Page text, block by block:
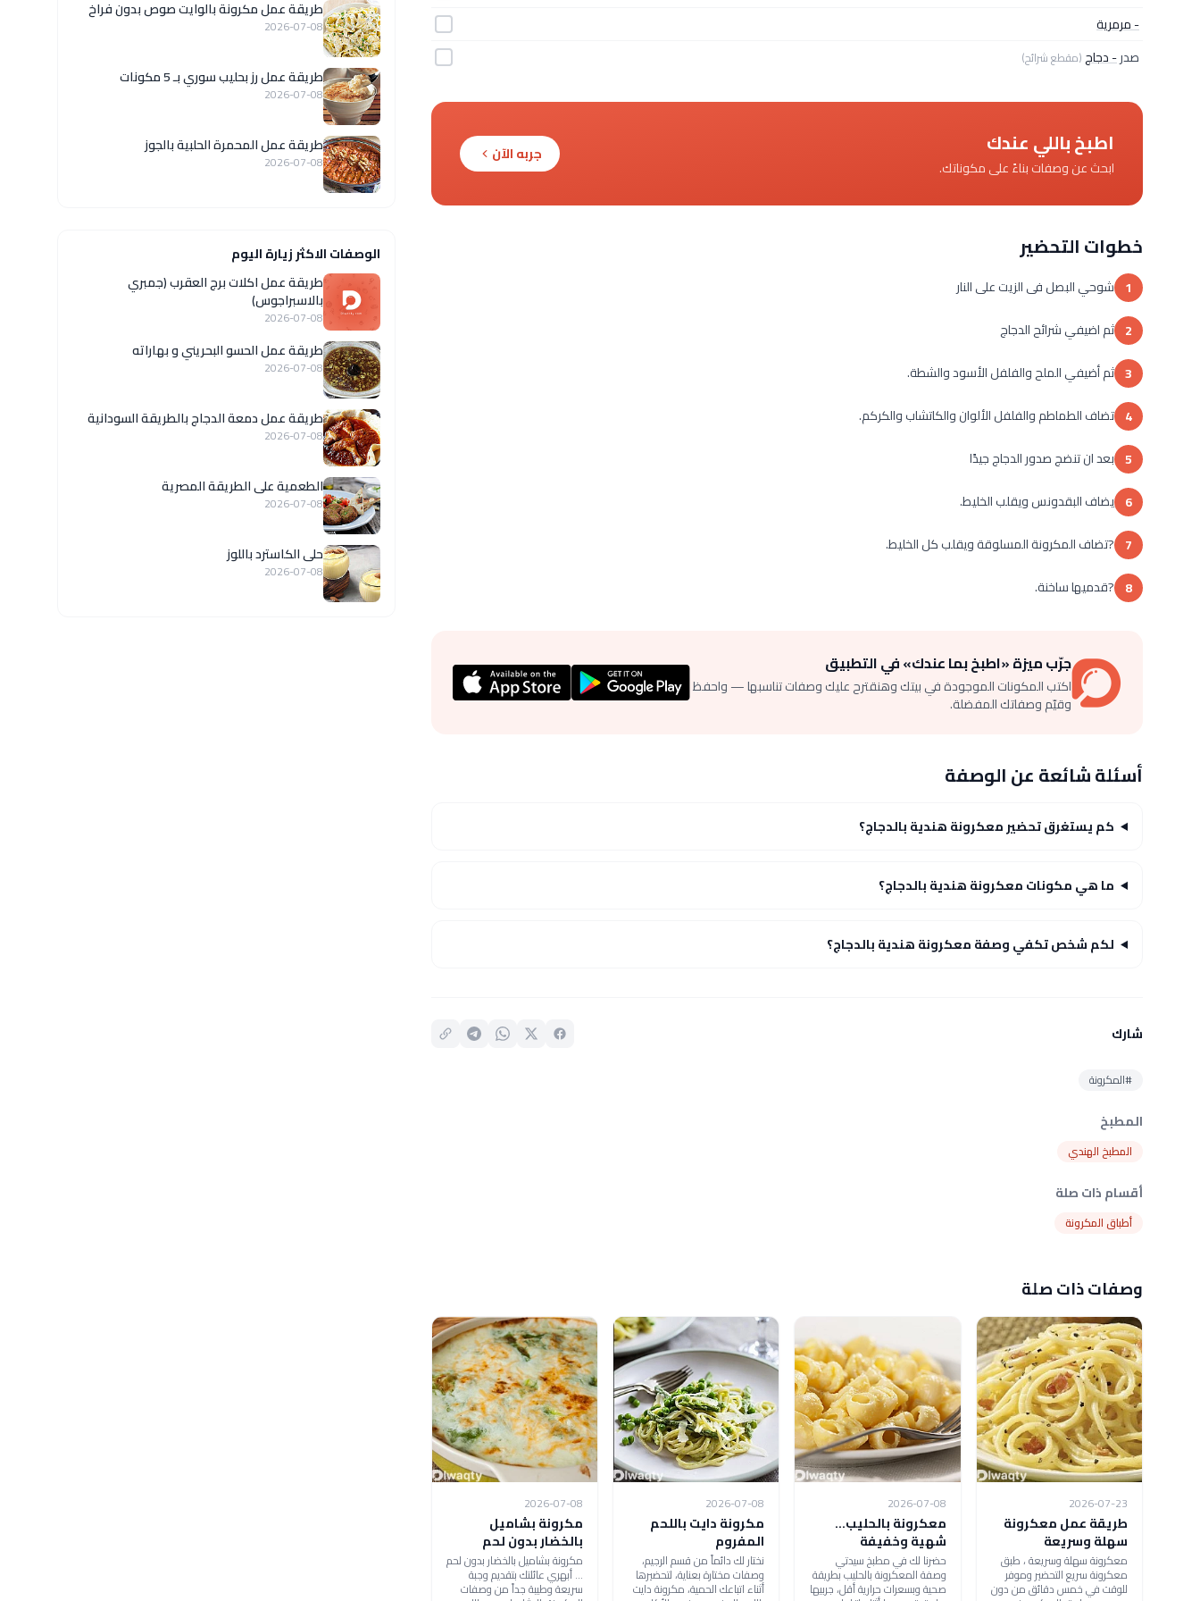
- مرمرية
صدر- دجاج(مقطع شرائح)
اطبخ باللي عندك
ابحث عن وصفات بناءً على مكوناتك.
جربه الآن
خطوات التحضير
1 شوحي البصل فى الزيت على النار
2 ثم اضيفي شرائح الدجاج
3 ثم أضيفي الملح والفلفل الأسود والشطة.
4 تضاف الطماطم والفلفل الألوان والكاتشاب والكركم.
5 بعد ان تنضج صدور الدجاج جيدًا
6 يضاف البقدونس ويقلب الخليط.
7 ?تضاف المكرونة المسلوقة ويقلب كل الخليط.
8 ?قدميها ساخنة.
جرّب ميزة «اطبخ بما عندك» في التطبيق
اكتب المكونات الموجودة في بيتك وهنقترح عليك وصفات تناسبها — واحفظ
وقيّم وصفاتك المفضلة.
أسئلة شائعة عن الوصفة
كم يستغرق تحضير معكرونة هندية بالدجاج؟
ما هي مكونات معكرونة هندية بالدجاج؟
لكم شخص تكفي وصفة معكرونة هندية بالدجاج؟
شارك
#المكرونة
المطبخ
المطبخ الهندي
أقسام ذات صلة
أطباق المكرونة
وصفات ذات صلة
2026-07-23
طريقة عمل معكرونة
سهلة وسريعة
معكرونة سهلة وسريعة ، طبق
معكرونة سريع التحضير وموفر
للوقت في خمس دقائق من دون
2026-07-08
معكرونة بالحليب...
شهية وخفيفة
حضرنا لك في مطبخ سيدتي
وصفة المعكرونة بالحليب بطريقة
صحية وبسعرات حرارية أقل، جربيها
2026-07-08
مكرونة دايت باللحم
المفروم
نختار لك دائماً من قسم الرجيم،
وصفات مختارة بعناية، لتحضيرها
أثناء اتباعك الحمية، مكرونة دايت
2026-07-08
مكرونة بشاميل
بالخضار بدون لحم
مكرونة بشاميل بالخضار بدون لحم
... أبهري عائلتك بتقديم وجبة
سريعة وطيبة جداً من وصفات
طريقة عمل مكرونة بالوايت صوص بدون فراخ
2026-07-08
طريقة عمل رز بحليب سوري بـ 5 مكونات
2026-07-08
طريقة عمل المحمرة الحلبية بالجوز
2026-07-08
الوصفات الاكثر زيارة اليوم
طريقة عمل اكلات برج العقرب (جمبري
بالاسبراجوس)
2026-07-08
طريقة عمل الحسو البحريني و بهاراته
2026-07-08
طريقة عمل دمعة الدجاج بالطريقة السودانية
2026-07-08
الطعمية على الطريقة المصرية
2026-07-08
حلى الكاسترد باللوز
2026-07-08